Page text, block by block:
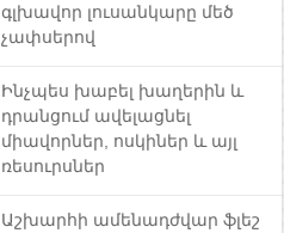
գլխավոր լուսանկարը մեծ
չափսերով
Ինչպես խաբել խաղերին և
դրանցում ավելացնել
միավորներ, ոսկիներ և այլ
ռեսուրսներ
Աշխարհի ամենադժվար ֆլեշ